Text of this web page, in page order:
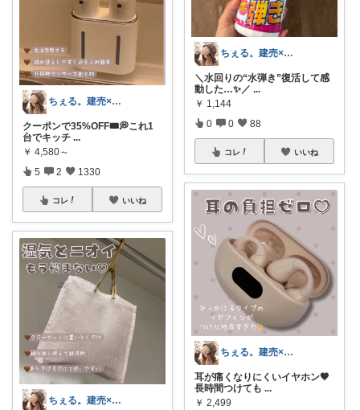
ちぇる。建売×暖色お家づくり
クーポンで35%OFF🎟💭これ1
台でキッチ ...
￥ 4,580～
5 2 1330
コレ いいね
ちぇる。建売×暖色お家づくり
ちぇる。建売×暖色お家づくり
＼水回りの“水弾き”復活して感
動した…✨／ ...
￥ 1,144
0 0 88
コレ いいね
ちぇる。建売×暖色お家づくり
耳が痛くなりにくいイヤホン🤎
長時間つけても ...
￥ 2,499